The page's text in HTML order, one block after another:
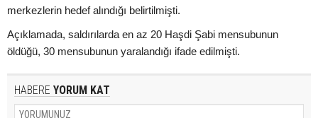
merkezlerin hedef alındığı belirtilmişti.
Açıklamada, saldırılarda en az 20 Haşdi Şabi mensubunun
öldüğü, 30 mensubunun yaralandığı ifade edilmişti.
HABERE YORUM KAT